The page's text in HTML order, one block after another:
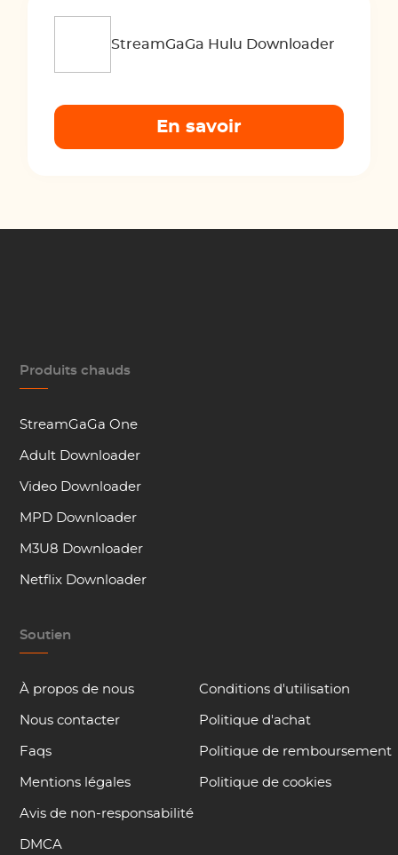
StreamGaGa Hulu Downloader
En savoir
Produits chauds
StreamGaGa One
Adult Downloader
Video Downloader
MPD Downloader
M3U8 Downloader
Netflix Downloader
Soutien
À propos de nous
Nous contacter
Faqs
Mentions légales
Avis de non-responsabilité
DMCA
Conditions d'utilisation
Politique d'achat
Politique de remboursement
Politique de cookies